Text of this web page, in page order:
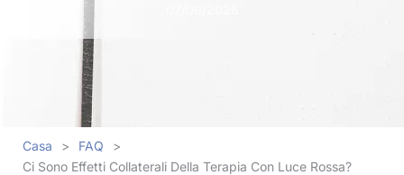
Casa > FAQ
>
Ci Sono Effetti Collaterali Della Terapia Con Luce Rossa?